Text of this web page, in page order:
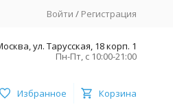
Войти / Регистрация
ул. Тарусская, 18 корп. 1
Пн-Пт, с 10:00-21:00
Избранное Корзина